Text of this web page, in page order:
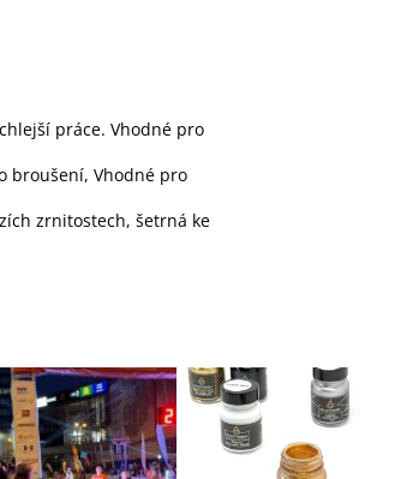
práce. Vhodné pro
broušení, Vhodné pro
zrnitostech, šetrná ke